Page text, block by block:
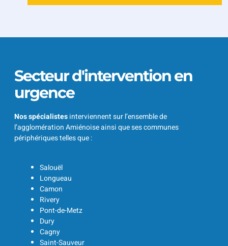
Secteur d'intervention en
urgence
Nos spécialistesinterviennent sur l’ensemble de
l’agglomération Amiénoise ainsi que ses communes
périphériques telles que :
Salouël
Longueau
Camon
Rivery
Pont-de-Metz
Dury
Cagny
Saint-Sauveur